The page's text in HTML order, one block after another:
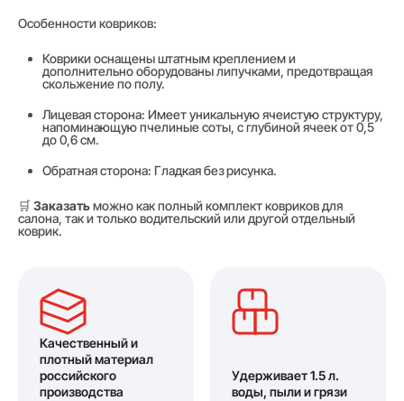
Особенности ковриков:
Коврики оснащены штатным креплением и
дополнительно оборудованы липучками, предотвращая
скольжение по полу.
Лицевая сторона: Имеет уникальную ячеистую структуру,
напоминающую пчелиные соты, с глубиной ячеек от 0,5
до 0,6 см.
Обратная сторона: Гладкая без рисунка.
🛒 Заказатьможно как полный комплект ковриков для
салона, так и только водительский или другой отдельный
коврик.
Качественный и
плотный материал
российского
производства
Удерживает 1.5 л.
воды, пыли и грязи